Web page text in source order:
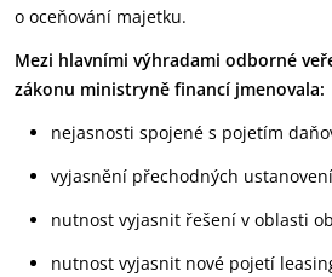
o oceňování majetku.
Mezi hlavními výhradami odborné
zákonu ministryně financí jmenovala:
nejasnosti spojené s pojetím
vyjasnění přechodných
nutnost vyjasnit řešení v oblasti
nutnost vyjasnit nové pojetí